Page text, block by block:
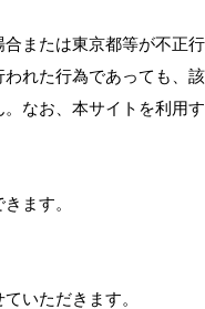
または東京都等が不正
れた行為であっても、
なお、本サイトを利用
ます。
いただきます。